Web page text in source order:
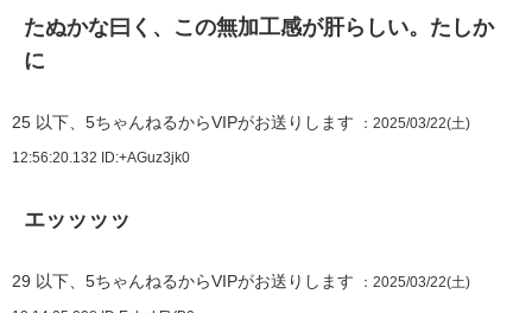
たぬかな曰く、この無加工感が肝らしい。たしか
に
25 以下、5ちゃんねるからVIPがお送りします ：2025/03/22(土)
12:56:20.132 ID:+AGuz3jk0
エッッッッ
29 以下、5ちゃんねるからVIPがお送りします ：2025/03/22(土)